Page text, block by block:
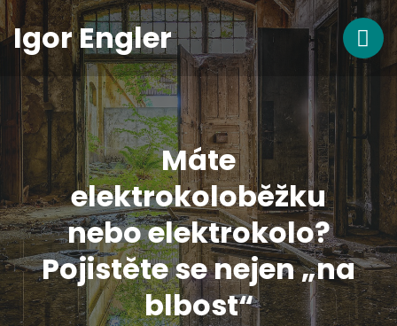
Igor Engler
Máte
elektrokoloběžku
nebo elektrokolo?
Pojistěte se nejen „na
blbost“